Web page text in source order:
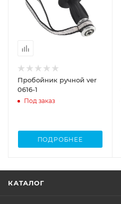
Пробойник ручной ver
0616-1
Под заказ
ПОДРОБНЕЕ
КАТАЛОГ